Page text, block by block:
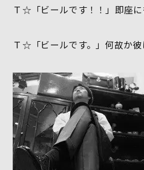
Ｔ☆「ビールです！！」即座に
Ｔ☆「ビールです。」何故か彼